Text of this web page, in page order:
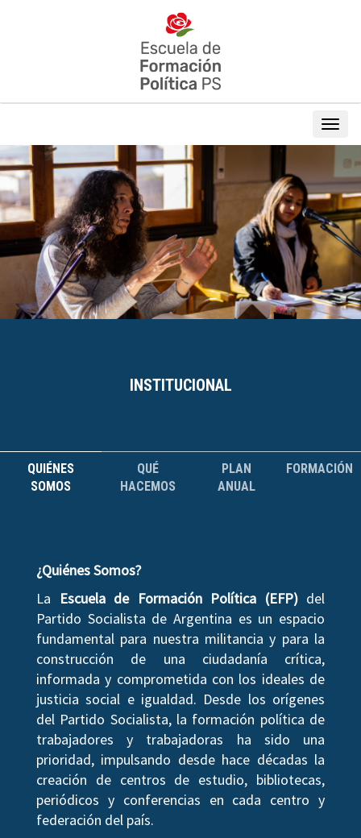
INSTITUCIONAL
QUIÉNES
SOMOS
QUÉ
HACEMOS
PLAN
ANUAL
FORMACIÓN
¿Quiénes Somos?
La
Escuela de Formación Política (EFP)del
Partido Socialista de Argentina es un espacio
fundamental para nuestra militancia y para la
construcción de una ciudadanía crítica,
informada y comprometida con los ideales de
justicia social e igualdad. Desde los orígenes
del Partido Socialista, la formación política de
trabajadores y trabajadoras ha sido una
prioridad, impulsando desde hace décadas la
creación de centros de estudio, bibliotecas,
periódicos y conferencias en cada centro y
federación del país.